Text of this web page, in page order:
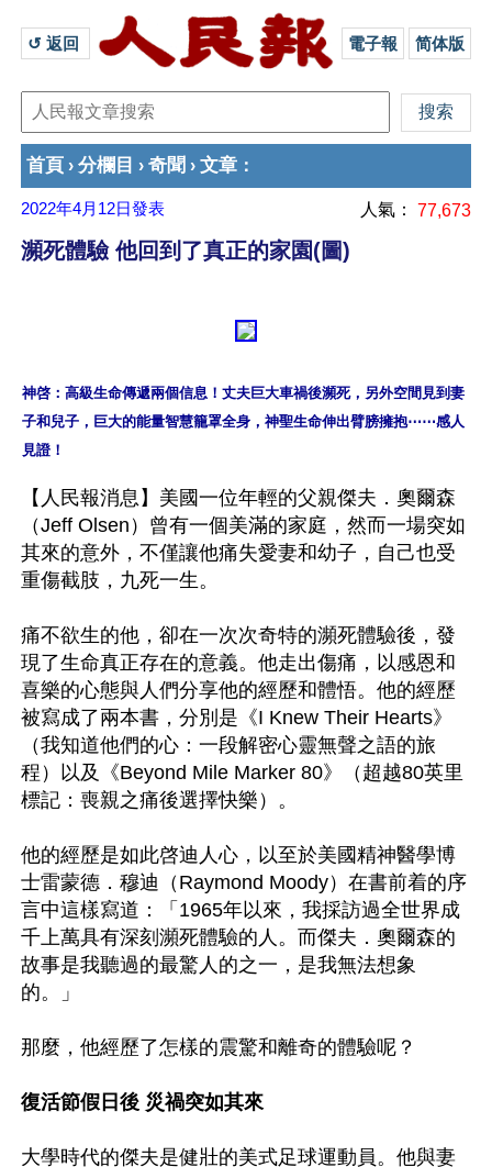
↺ 返回 電子報 简体版
首頁 › 分欄目 › 奇聞 › 文章 ：
2022年4月12日發表 人氣： 77,673
瀕死體驗 他回到了真正的家園(圖)
神啓：高級生命傳遞兩個信息！丈夫巨大車禍後瀕死，另外空間見到妻
子和兒子，巨大的能量智慧籠罩全身，神聖生命伸出臂膀擁抱⋯⋯感人
【人民報消息】美國一位年輕的父親傑夫．奧爾森
（Jeff Olsen）曾有一個美滿的家庭，然而一場突如
其來的意外，不僅讓他痛失愛妻和幼子，自己也受
重傷截肢，九死一生。
痛不欲生的他，卻在一次次奇特的瀕死體驗後，發
現了生命真正存在的意義。他走出傷痛，以感恩和
喜樂的心態與人們分享他的經歷和體悟。他的經歷
被寫成了兩本書，分別是《I Knew Their Hearts》
（我知道他們的心：一段解密心靈無聲之語的旅
程）以及《Beyond Mile Marker 80》（超越80英里
標記：喪親之痛後選擇快樂）。
他的經歷是如此啓迪人心，以至於美國精神醫學博
士雷蒙德．穆迪（Raymond Moody）在書前着的序
言中這樣寫道：「1965年以來，我採訪過全世界成
千上萬具有深刻瀕死體驗的人。而傑夫．奧爾森的
故事是我聽過的最驚人的之一，是我無法想象
的。」
那麼，他經歷了怎樣的震驚和離奇的體驗呢？
復活節假日後 災禍突如其來
大學時代的傑夫是健壯的美式足球運動員。他與妻